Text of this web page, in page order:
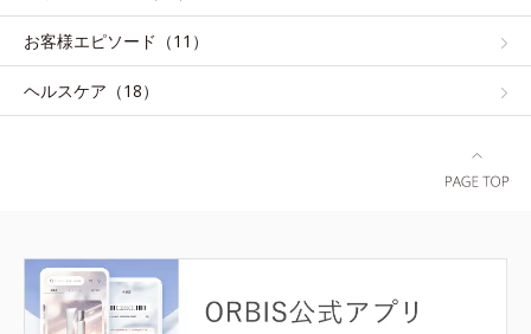
お客様エピソード（11）
ヘルスケア（18）